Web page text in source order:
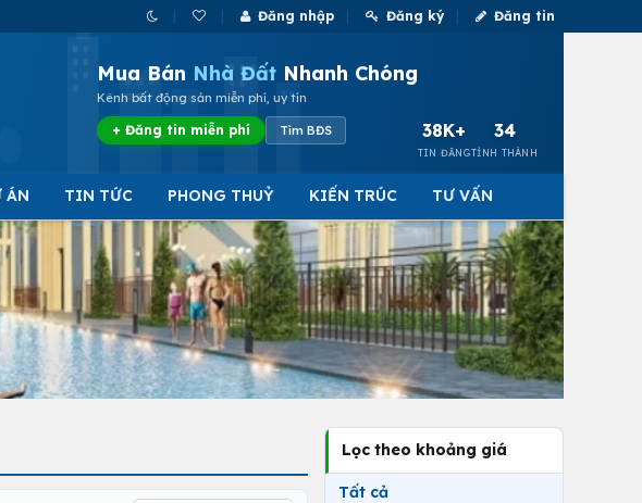
Đăng nhập Đăng ký Đăng tin
Mua Bán Nhà Đất Nhanh Chóng
Kênh bất động sản miễn phí, uy tín
+ Đăng tin miễn phí Tìm BĐS 38K+
TIN ĐĂNG
34
TỈNH THÀNH
ÁN TIN TỨC PHONG THUỶ KIẾN TRÚC TƯ VẤN
Lọc theo khoảng giá
Tất cả